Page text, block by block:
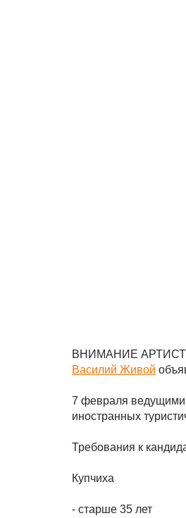
ВНИМАНИЕ
Василий Живой
7 февраля ведущими
иностранных
Требования к
Купчиха
- старше 35 лет